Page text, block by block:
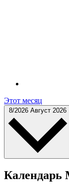
Этот месяц
8/2026 Август 2026
Календарь